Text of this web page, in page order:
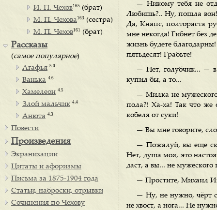
— Никому тебя не
Любишь?.. Ну, пошла
Да, Кнапс, полтораста
мне некогда! Гибнет без
жизнь будете
пятьдесят! Грабьте!
— Нет, голубчик... —
купил бы, а то...
— Милка не
пола?! Ха-ха! Так что
кобеля от суки!
— Вы мне говорите,
— Пожалуй, вы еще
Нет, душа моя, это
даст, а вы... не мужеского
— Простите, Михаил
— Ну, не нужно, чёрт с
не хвост, а нога... Не
И. П. Чехов165 (брат)
М. П. Чехова 163 (сестра)
М. П. Чехов161 (брат)
Рассказы
(самое популярное)
Агафья 5.0
Ванька 4.6
Хамелеон 4.5
Злой мальчик 4.4
Анюта 4.3
Повести
Произведения
Экранизации
Цитаты и афоризмы
Письма за 1875-1904 года
Статьи, наброски, отрывки
Сочинения по Чехову